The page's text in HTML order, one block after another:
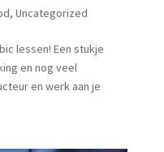
, Uncategorized
lessen! Een stukje
en nog veel
en werk aan je